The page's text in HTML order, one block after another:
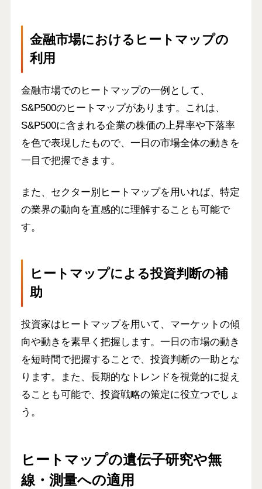
金融市場におけるヒートマップの
利用
金融市場でのヒートマップの一例として、
S&P500のヒートマップがあります。これは、
S&P500に含まれる企業の株価の上昇率や下落率
を色で表現したもので、一日の市場全体の動きを
一目で把握できます。
また、セクター別ヒートマップを用いれば、特定
の業界の動向を直感的に理解することも可能で
す。
ヒートマップによる投資判断の補
助
投資家はヒートマップを用いて、マーケットの傾
向や動きを素早く把握します。一日の市場の動き
を短時間で把握することで、投資判断の一助とな
ります。また、長期的なトレンドを視覚的に捉え
ることも可能で、投資戦略の策定に役立つでしょ
う。
ヒートマップの遺伝子研究や無
線・測量への適用